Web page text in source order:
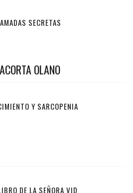
SECRETAS
OLANO
Y SARCOPENIA
DE LA SEÑORA VID